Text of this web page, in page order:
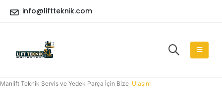
info@liftteknik.com
Manlift Teknik Servis ve Yedek Parça İçin Bize Ulaşın!